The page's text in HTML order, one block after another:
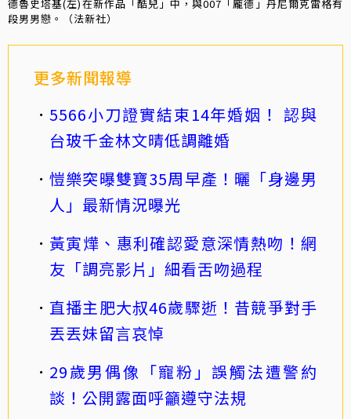
德魯史塔基(左)在新作品「酷兒」中，與007「龐德」丹尼爾克雷格有
段男男戀。（法新社）
更多新聞報導
5566小刀證實結束14年婚姻！ 認與
台玻千金林文晴低調離婚
愷樂突曝雙寶35周早產！曬「身邊男
人」最新情況曝光
黃寅燁、惠利確認愛意深情熱吻！網
友「調亮影片」細看舌吻過程
直播主肥大叔46歲驟逝！昔競爭對手
丟丟妹留言哀悼
29歲男偶像「寵粉」誤觸法遭警約
談！公開露面呼籲遵守法規